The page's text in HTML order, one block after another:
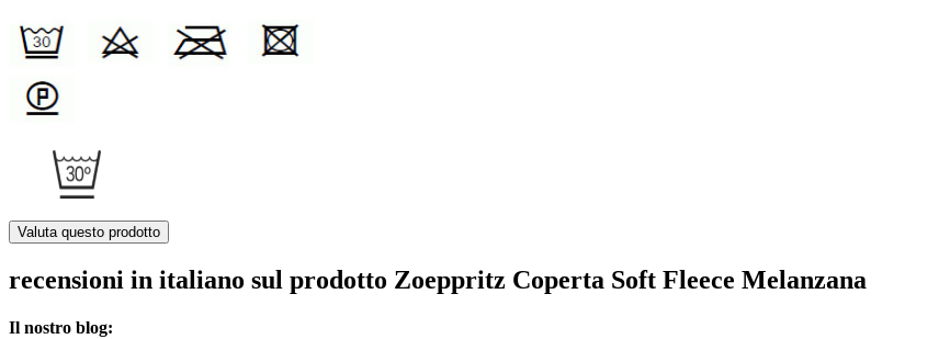
Valuta questo prodotto
recensioni in italiano sul prodotto Zoeppritz Coperta Soft Fleece Melanzana
Il nostro blog: